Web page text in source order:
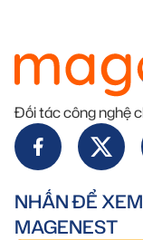
Đối tác công nghệ
NHẤN ĐỂ
MAGENEST